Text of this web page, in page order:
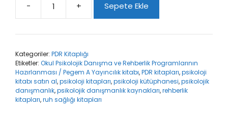
-
Okul
Psikolojik
Danışma
Programlarının
Hazırlanması
/
Pegem
+ Sepete Ekle
Kategoriler: PDR Kitaplığı
Etiketler: Okul Psikolojik Danışma ve Rehberlik Programlarının
Hazırlanması / Pegem A Yayıncılık kitabı,PDR kitapları,psikoloji
kitabı satın al,psikoloji kitapları,psikoloji kütüphanesi,psikolojik
danışmanlık,psikolojik danışmanlık kaynakları,rehberlik
kitapları,ruh sağlığı kitapları